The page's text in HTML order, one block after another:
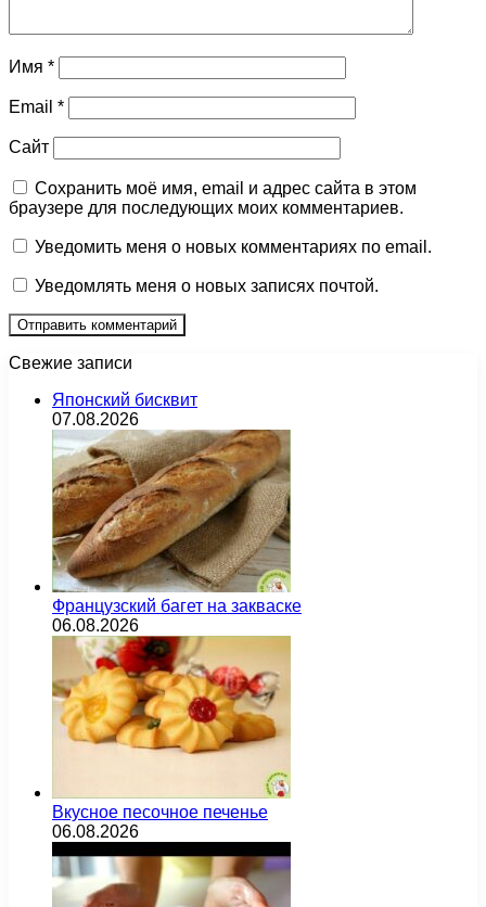
Имя *
Email *
Сайт
Сохранить моё имя, email и адрес сайта в этом
браузере для последующих моих комментариев.
Уведомить меня о новых комментариях по email.
Уведомлять меня о новых записях почтой.
Свежие записи
Японский бисквит
07.08.2026
Французский багет на закваске
06.08.2026
Вкусное песочное печенье
06.08.2026